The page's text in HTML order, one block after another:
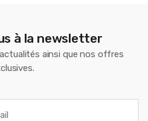
à la newsletter
ainsi que nos offres